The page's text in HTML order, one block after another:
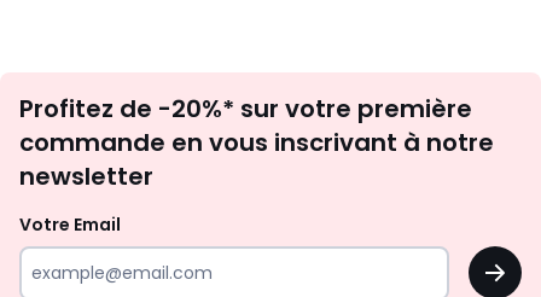
newsletter
Profitez de -20%* sur votre première
commande en vous inscrivant à notre
newsletter
Votre Email
OK